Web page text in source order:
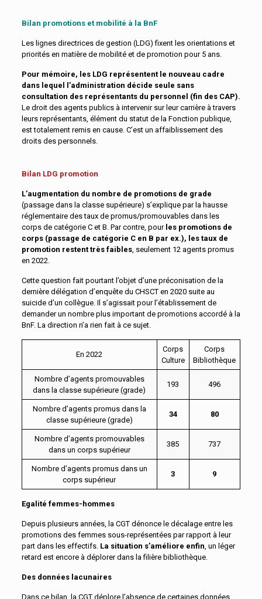
Bilan promotions et mobilité à la BnF
Les lignes directrices de gestion (LDG) fixent les orientations et
priorités en matière de mobilité et de promotion pour 5 ans.
Pour mémoire, les LDG représentent le nouveau cadre
dans lequel l’administration décide seule sans
consultation des représentants du personnel (fin des CAP).
Le droit des agents publics à intervenir sur leur carrière à travers
leurs représentants, élément du statut de la Fonction publique,
est totalement remis en cause. C’est un affaiblissement des
droits des personnels.
Bilan LDG promotion
L’augmentation du nombre de promotions de grade
(passage dans la classe supérieure) s’explique par la hausse
réglementaire des taux de promus/promouvables dans les
corps de catégorie C et B. Par contre, pour les promotions de
corps (passage de catégorie C en B par ex.), les taux de
promotion restent très faibles, seulement 12 agents promus
en 2022.
Cette question fait pourtant l’objet d’une préconisation de la
dernière délégation d’enquête du CHSCT en 2020 suite au
suicide d’un collègue. Il s’agissait pour l’établissement de
demander un nombre plus important de promotions accordé à la
BnF. La direction n’a rien fait à ce sujet.
En 2022
Corps
Culture
Corps
Bibliothèque
Nombre d’agents promouvables
dans la classe supérieure (grade)
193 496
Nombre d’agents promus dans la
classe supérieure (grade)
34 80
Nombre d’agents promouvables
dans un corps supérieur
385 737
Nombre d’agents promus dans un
corps supérieur
3 9
Egalité femmes-hommes
Depuis plusieurs années, la CGT dénonce le décalage entre les
promotions des femmes sous-représentées par rapport à leur
part dans les effectifs. La situation s’améliore enfin, un léger
retard est encore à déplorer dans la filière bibliothèque.
Des données lacunaires
Dans ce bilan, la CGT déplore l’absence de certaines données.